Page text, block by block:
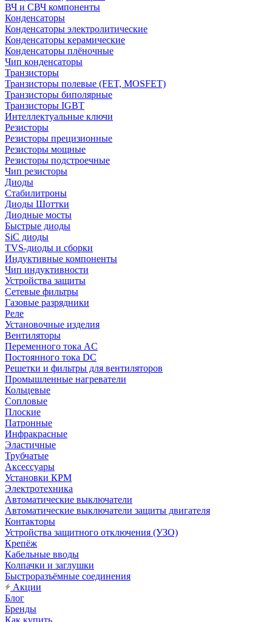
ВЧ и СВЧ компоненты
Конденсаторы
Конденсаторы электролитические
Конденсаторы керамические
Конденсаторы плёночные
Чип конденсаторы
Транзисторы
Транзисторы полевые (FET, MOSFET)
Транзисторы биполярные
Транзисторы IGBT
Интеллектуальные ключи
Резисторы
Резисторы прецизионные
Резисторы мощные
Резисторы подстроечные
Чип резисторы
Диоды
Стабилитроны
Диоды Шоттки
Диодные мосты
Быстрые диоды
SiC диоды
TVS-диоды и сборки
Индуктивные компоненты
Чип индуктивности
Устройства защиты
Сетевые фильтры
Газовые разрядники
Реле
Установочные изделия
Вентиляторы
Переменного тока AC
Постоянного тока DC
Решетки и фильтры для вентиляторов
Промышленные нагреватели
Кольцевые
Сопловые
Плоские
Патронные
Инфракрасные
Эластичные
Трубчатые
Аксессуары
Установки КРМ
Электротехника
Автоматические выключатели
Автоматические выключатели защиты двигателя
Контакторы
Устройства защитного отключения (УЗО)
Крепёж
Кабельные вводы
Колпачки и заглушки
Быстроразъёмные соединения
Акции
Блог
Бренды
Как купить